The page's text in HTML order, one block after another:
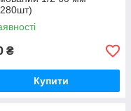
₴
Купити